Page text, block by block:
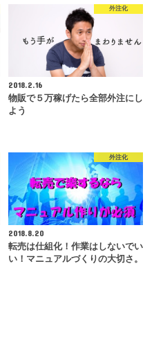
外注化
2018.2.16
物販で５万稼げたら全部外注にし
よう
外注化
2018.8.20
転売は仕組化！作業はしないでい
い！マニュアルづくりの大切さ。